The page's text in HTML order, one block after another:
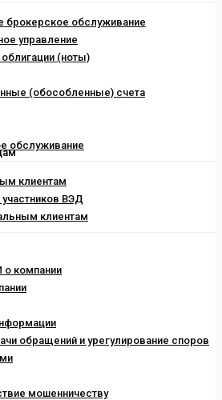
брокерское обслуживание
управление
(ноты)
(обособленные) счета
обслуживание
клиентам
ВЭД
клиентам
компании
обращений и урегулирование споров
мошенничеству